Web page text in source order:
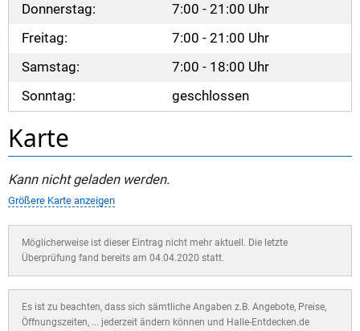
Donnerstag:
7:00 - 21:00 Uhr
Freitag:
7:00 - 21:00 Uhr
Samstag:
7:00 - 18:00 Uhr
Sonntag:
geschlossen
Karte
Kann nicht geladen werden.
Größere Karte anzeigen
Möglicherweise ist dieser Eintrag nicht mehr aktuell. Die letzte
Überprüfung fand bereits am 04.04.2020 statt.
Es ist zu beachten, dass sich sämtliche Angaben z.B. Angebote, Preise,
Öffnungszeiten, ... jederzeit ändern können und Halle-Entdecken.de